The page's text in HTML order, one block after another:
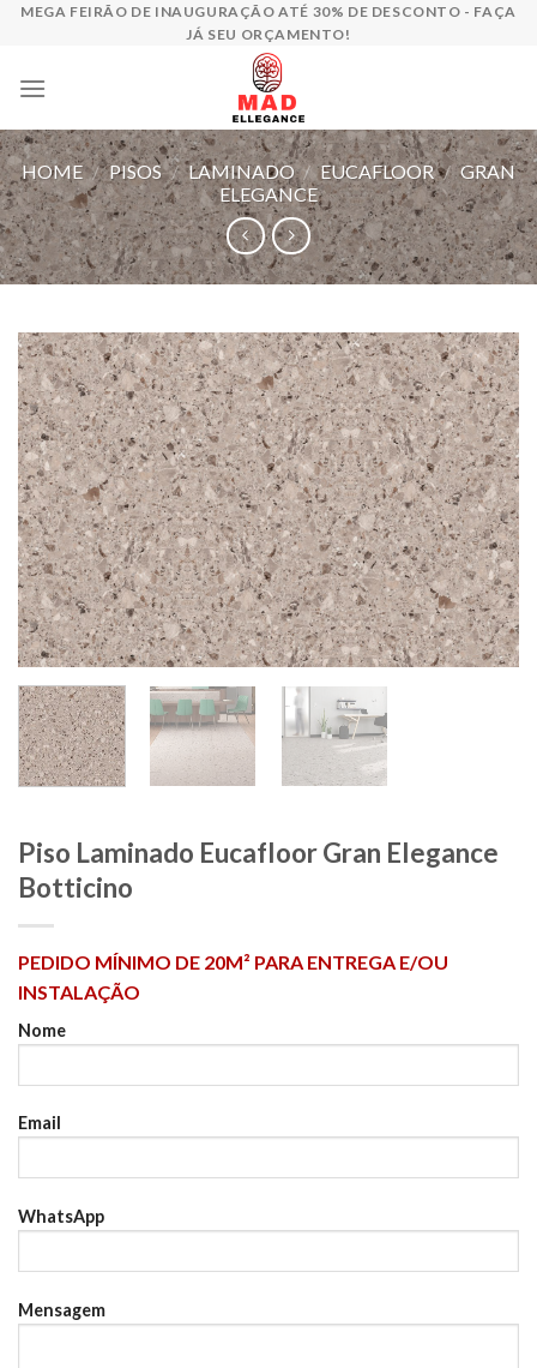
SkipMEGA FEIRÃO DE INAUGURAÇÃO ATÉ 30% DE DESCONTO - FAÇA
JÁ SEU ORÇAMENTO!
HOME / PISOS / LAMINADO / EUCAFLOOR / GRAN
ELEGANCE
Piso Laminado Eucafloor Gran Elegance
Botticino
PEDIDO MÍNIMO DE 20M² PARA ENTREGA E/OU
INSTALAÇÃO
Nome
Email
WhatsApp
Mensagem